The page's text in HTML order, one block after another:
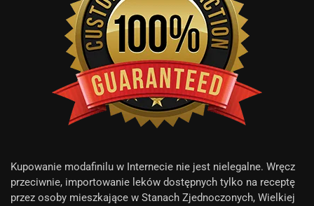
Kupowanie modafinilu w Internecie nie jest nielegalne. Wręcz
przeciwnie, importowanie leków dostępnych tylko na receptę
przez osoby mieszkające w Stanach Zjednoczonych, Wielkiej